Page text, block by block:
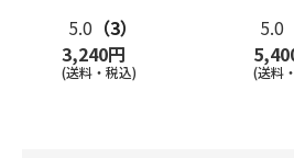
5.0 （3）
3,240円
(送料・税込)
5.0
(送料